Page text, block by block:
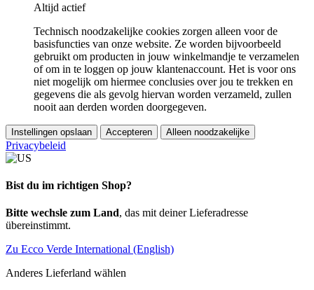
Altijd actief
Technisch noodzakelijke cookies zorgen alleen voor de
basisfuncties van onze website. Ze worden bijvoorbeeld
gebruikt om producten in jouw winkelmandje te verzamelen
of om in te loggen op jouw klantenaccount. Het is voor ons
niet mogelijk om hiermee conclusies over jou te trekken en
gegevens die als gevolg hiervan worden verzameld, zullen
nooit aan derden worden doorgegeven.
Instellingen opslaan Accepteren Alleen noodzakelijke
Privacybeleid
Bist du im richtigen Shop?
Bitte wechsle zum Land, das mit deiner Lieferadresse
übereinstimmt.
Zu Ecco Verde International (English)
Anderes Lieferland wählen